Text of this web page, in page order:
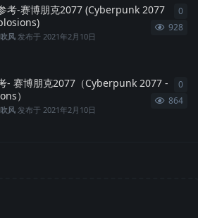
考-赛博朋克2077 (Cyberpunk 2077
风 发布于 2021年2月10日
928
0
- 赛博朋克2077（Cyberpunk 2077 -
）
风 发布于 2021年2月10日
864
0